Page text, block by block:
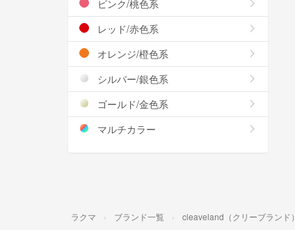
ピンク/桃色系
レッド/赤色系
オレンジ/橙色系
シルバー/銀色系
ゴールド/金色系
マルチカラー
ラクマ ブランド一覧 cleaveland（クリーブランド）